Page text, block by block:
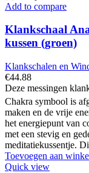
Add to compare
Klankschaal
kussen (groen)
Klankschalen en
€44.88
Deze messingen
Chakra symbool is
maken en de vrije
het energiepunt van
met een stevig en
meditatiekussentje.
Toevoegen aan
Quick view